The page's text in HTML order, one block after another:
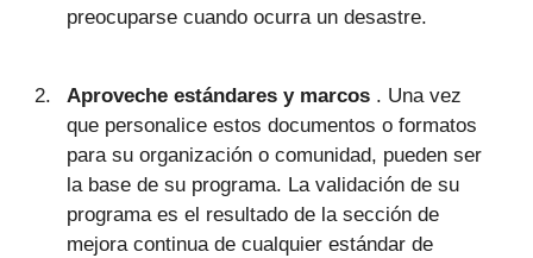
preocuparse cuando ocurra un desastre.
Aproveche estándares y marcos . Una vez
que personalice estos documentos o formatos
para su organización o comunidad, pueden ser
la base de su programa. La validación de su
programa es el resultado de la sección de
mejora continua de cualquier estándar de